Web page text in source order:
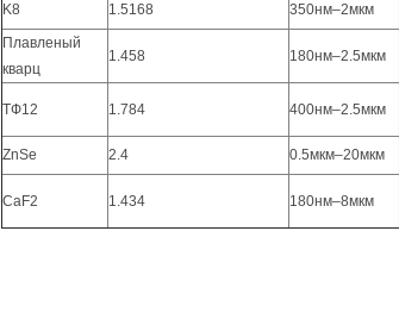
K8 1.5168 350нм–2мкм
Плавленый
кварц
1.458 180нм–2.5мкм
ТФ12 1.784 400нм–2.5мкм
ZnSe 2.4 0.5мкм–20мкм
CaF2 1.434 180нм–8мкм